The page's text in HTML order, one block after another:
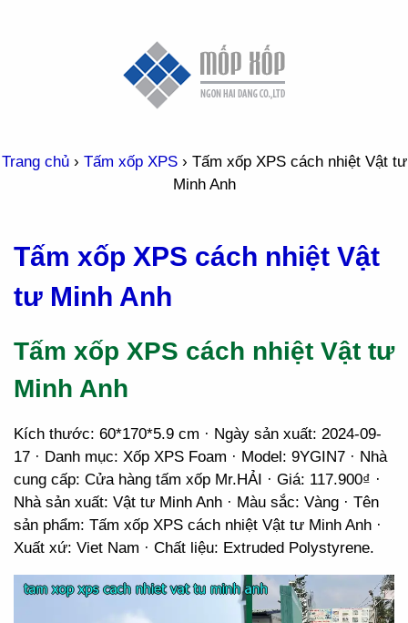
Trang chủ› Tấm xốp XPS› Tấm xốp XPS cách nhiệt Vật tư
Minh Anh
Tấm xốp XPS cách nhiệt Vật
tư Minh Anh
Tấm xốp XPS cách nhiệt Vật tư
Minh Anh
Kích thước: 60*170*5.9 cm · Ngày sản xuất: 2024-09-
17 · Danh mục: Xốp XPS Foam · Model: 9YGIN7 · Nhà
cung cấp: Cửa hàng tấm xốp Mr.HẢI · Giá: 117.900₫ ·
Nhà sản xuất: Vật tư Minh Anh · Màu sắc: Vàng · Tên
sản phẩm: Tấm xốp XPS cách nhiệt Vật tư Minh Anh ·
Xuất xứ: Viet Nam · Chất liệu: Extruded Polystyrene.